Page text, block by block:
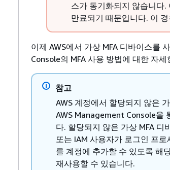
스가 동기화되지 않습니다
만료되기 때문입니다. 이 경
이제 AWS에서 가상 MFA 디바이스를
Console의 MFA 사용 방법에 대한 자세
참고
AWS 계정에서 할당되지 않은
AWS Management Console을
다. 할당되지 않은 가상 MFA
또는 IAM 사용자가 로그인 프
를 계정에 추가할 수 있도록 해
재사용할 수 있습니다.